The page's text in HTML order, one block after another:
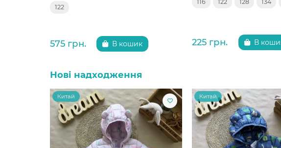
122
575 грн. В кошик
116 122 128 134
225 грн. В
Нові надходження
Китай Китай